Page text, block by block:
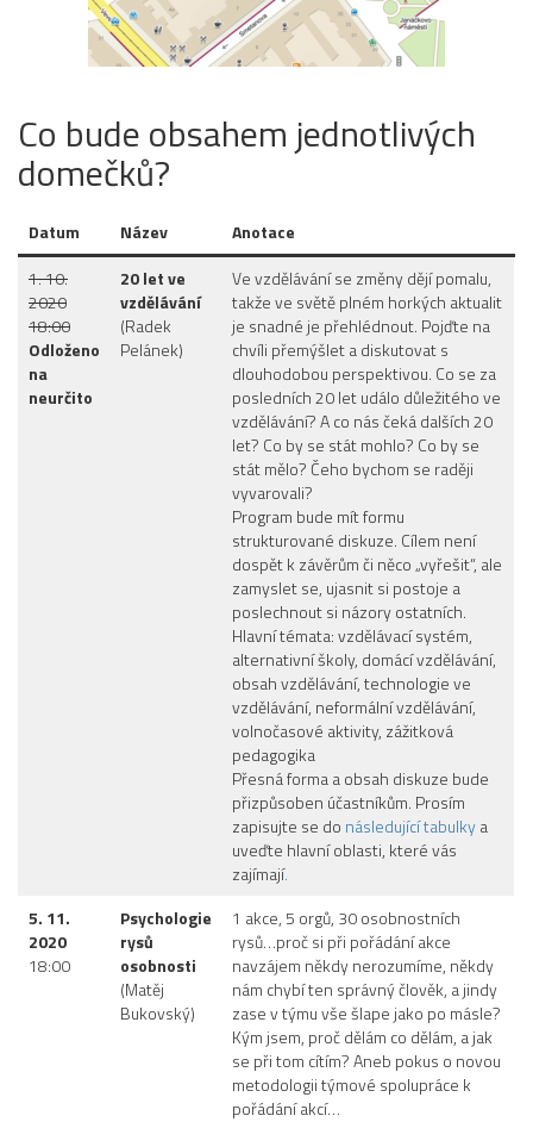
Co bude obsahem jednotlivých
domečků?
Datum Název
Anotace
1. 10.
2020
18:00
Odloženo
na
neurčito
20 let ve
vzdělávání
(Radek
Pelánek)
Ve vzdělávání se změny dějí pomalu,
takže ve světě plném horkých aktualit
je snadné je přehlédnout. Pojďte na
chvíli přemýšlet a diskutovat s
dlouhodobou perspektivou. Co se za
posledních 20 let událo důležitého ve
vzdělávání? A co nás čeká dalších 20
let? Co by se stát mohlo? Co by se
stát mělo? Čeho bychom se raději
vyvarovali?
Program bude mít formu
strukturované diskuze. Cílem není
dospět k závěrům či něco „vyřešit“, ale
zamyslet se, ujasnit si postoje a
poslechnout si názory ostatních.
Hlavní témata: vzdělávací systém,
alternativní školy, domácí vzdělávání,
obsah vzdělávání, technologie ve
vzdělávání, neformální vzdělávání,
volnočasové aktivity, zážitková
pedagogika
Přesná forma a obsah diskuze bude
přizpůsoben účastníkům. Prosím
zapisujte se do následující tabulkya
uveďte hlavní oblasti, které vás
zajímají.
5. 11.
2020
18:00
Psychologie
rysů
osobnosti
(Matěj
Bukovský)
1 akce, 5 orgů, 30 osobnostních
rysů…proč si při pořádání akce
navzájem někdy nerozumíme, někdy
nám chybí ten správný člověk, a jindy
zase v týmu vše šlape jako po másle?
Kým jsem, proč dělám co dělám, a jak
se při tom cítím? Aneb pokus o novou
metodologii týmové spolupráce k
pořádání akcí…